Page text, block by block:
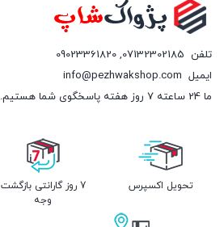
تلفن 07132302185
,
09023361820
ایمیل info@pezhwakshop.com
ما 24 ساعته 7 روز هفته پاسخگوی شما هستیم.
تحویل اکسپرس
7 روز گارانتی بازگشت
وجه